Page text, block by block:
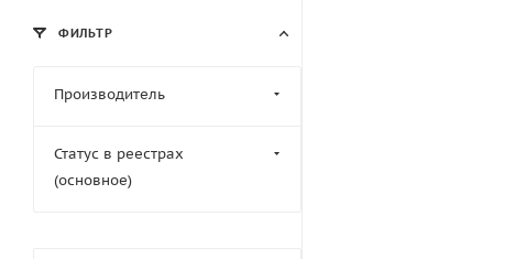
ФИЛЬТР
Производитель
Статус в реестрах
(основное)